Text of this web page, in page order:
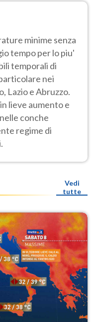
minime senza
tempo per lo piu'
temporali di
nei
Lazio e Abruzzo.
lieve aumento e
conche
regime di
Vedi
tutte